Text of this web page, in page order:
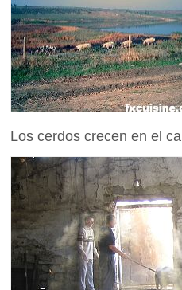
Los cerdos crecen en el